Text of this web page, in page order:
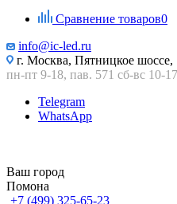
Сравнение товаров0
info@ic-led.ru
г. Москва, Пятницкое
пн-пт 9-18, пав. 571 сб-вс 10-17
Telegram
WhatsApp
Ваш город
Помона
+7 (499) 325-65-23